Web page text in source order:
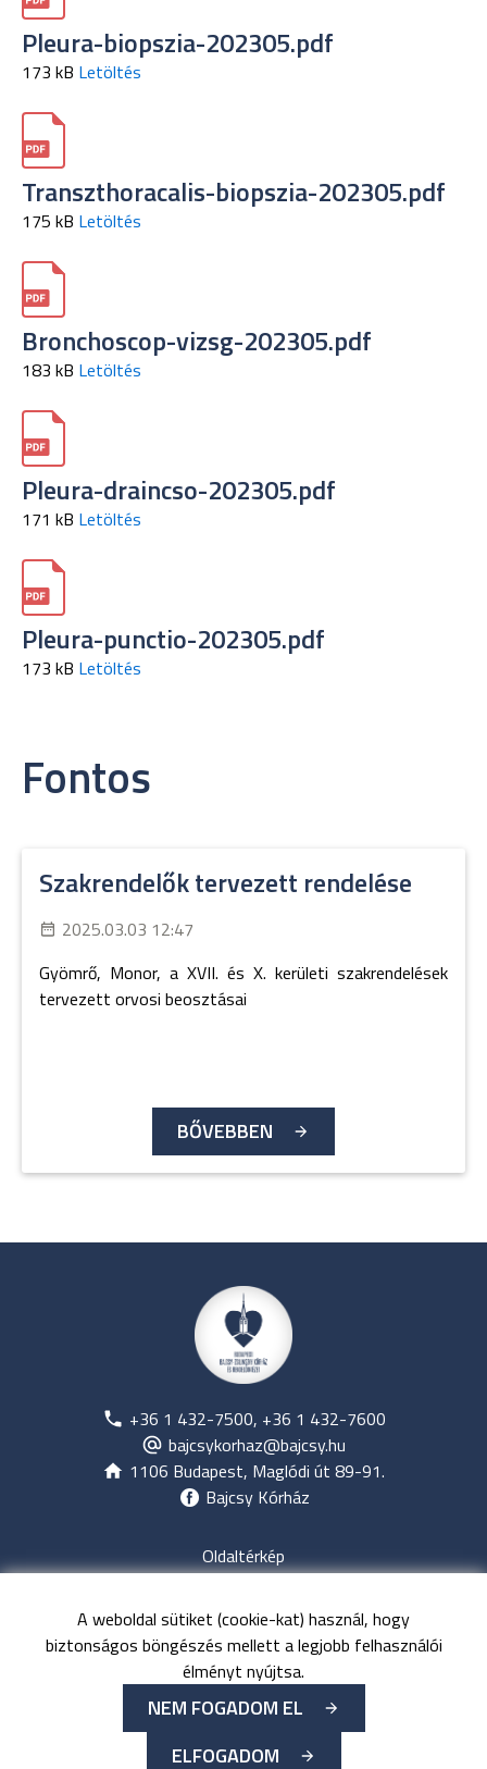
A weboldal sütiket (cookie-kat) használ, hogy
biztonságos böngészés mellett a legjobb felhasználói
élményt nyújtsa.
NEM FOGADOM EL
ELFOGADOM
Pleura-biopszia-202305.pdf
173 kB Letöltés
Transzthoracalis-biopszia-202305.pdf
175 kB Letöltés
Bronchoscop-vizsg-202305.pdf
183 kB Letöltés
Pleura-draincso-202305.pdf
171 kB Letöltés
Pleura-punctio-202305.pdf
173 kB Letöltés
Fontos
Szakrendelők tervezett rendelése
2025.03.03 12:47
Gyömrő, Monor, a XVII. és X. kerületi szakrendelések
tervezett orvosi beosztásai
BŐVEBBEN
+36 1 432-7500, +36 1 432-7600
bajcsykorhaz@bajcsy.hu
1106 Budapest, Maglódi út 89-91.
Bajcsy Kórház
Oldaltérkép
Jogi nyilatkozat
Adatvédelem
Közérdekű adatok
Kapcsolat
Minden jog fenntartva
Budapesti Bajcsy-Zsilinszky
Kórház és Rendelőintézet-